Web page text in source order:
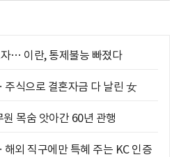
… 이란, 통제불능 빠졌다
식으로 결혼자금 다 날린 女
목숨 앗아간 60년 관행
외 직구에만 특혜 주는 KC 인증